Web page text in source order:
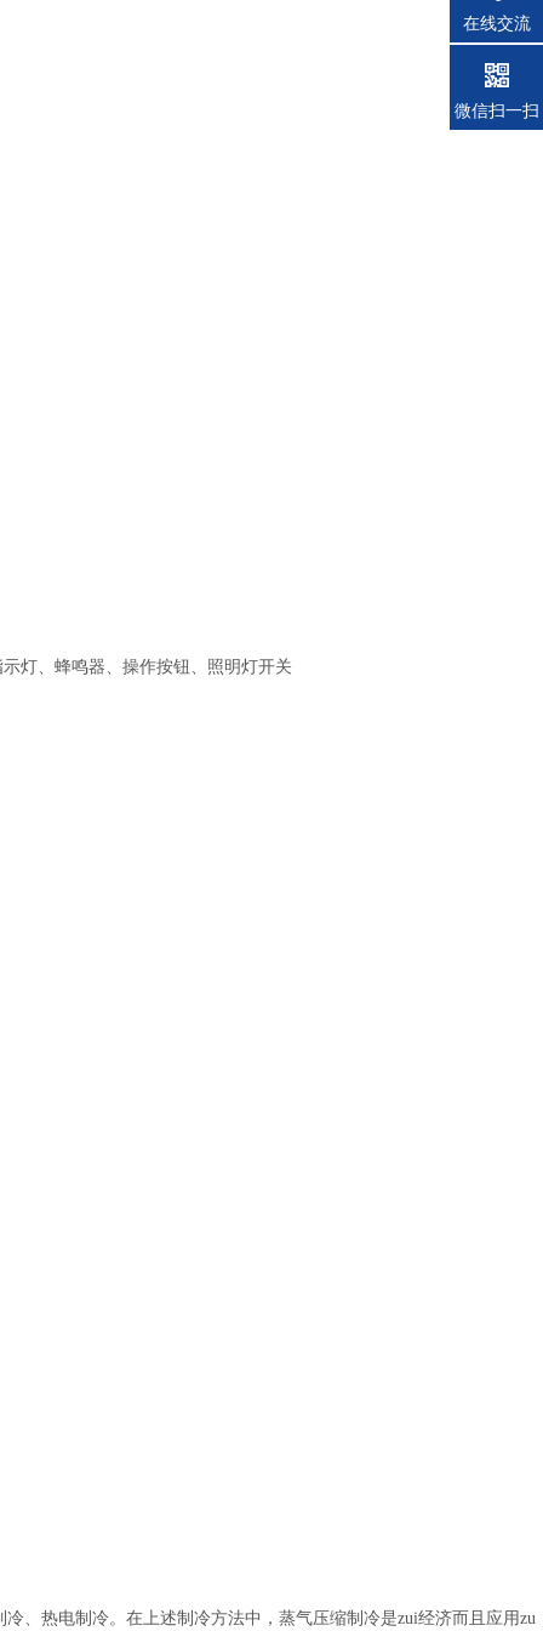
灯、蜂鸣器、操作按钮、照明灯开关
、热电制冷。在上述制冷方法中，蒸气压缩制冷是zui经济而且应用zu
在线交流
微信扫一扫